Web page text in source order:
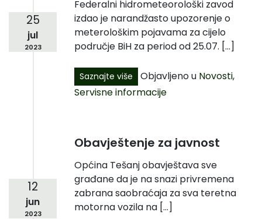
25
jul
2023
Federalni hidrometeorološki zavod
izdao je narandžasto upozorenje o
meterološkim pojavama za cijelo
područje BiH za period od 25.07. […]
Saznajte više Objavljeno u Novosti,
Servisne informacije
12
jun
2023
Obavještenje za javnost
Općina Tešanj obavještava sve
građane da je na snazi privremena
zabrana saobraćaja za sva teretna
motorna vozila na […]